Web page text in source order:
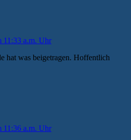
11:33 a.m. Uhr
hat was beigetragen. Hoffentlich
11:36 a.m. Uhr